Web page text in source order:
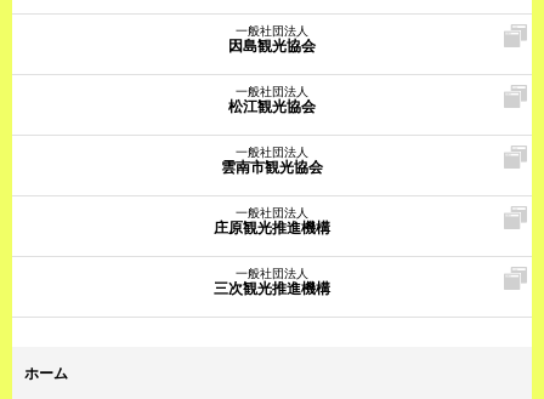
一般社団法人
因島観光協会
一般社団法人
松江観光協会
一般社団法人
雲南市観光協会
一般社団法人
庄原観光推進機構
一般社団法人
三次観光推進機構
ホーム